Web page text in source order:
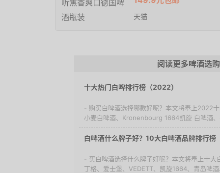
天猫
阅读更多啤酒选
十大热门白啤排行榜（2022）
- 购买白啤酒选择哪款好呢？本文将奉上2022
小麦白啤酒、Kronenbourg 1664凯旋 白啤酒
白啤酒什么牌子好？10大白啤酒品牌排行榜
- 买白啤酒选择什么牌子好呢？本文将奉上十大
丁格、爱士堡、VEDETT、凯旋1664、青岛啤